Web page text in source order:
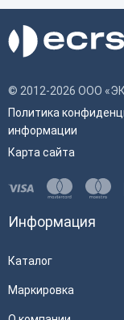
© 2012-2026 ООО
Политика
информации
Карта сайта
Информация
Каталог
Маркировка